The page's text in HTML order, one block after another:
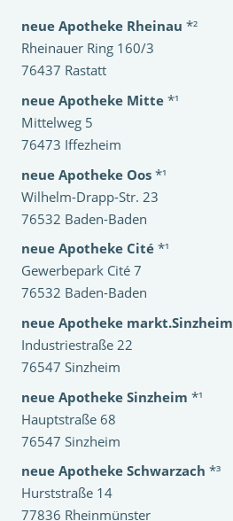
neue Apotheke Rheinau *²
Rheinauer Ring 160/3
76437 Rastatt
neue Apotheke Mitte *¹
Mittelweg 5
76473 Iffezheim
neue Apotheke Oos *¹
Wilhelm-Drapp-Str. 23
76532 Baden-Baden
neue Apotheke Cité *¹
Gewerbepark Cité 7
76532 Baden-Baden
neue Apotheke markt.Sinzheim
Industriestraße 22
76547 Sinzheim
neue Apotheke Sinzheim *¹
Hauptstraße 68
76547 Sinzheim
neue Apotheke Schwarzach *³
Hurststraße 14
77836 Rheinmünster